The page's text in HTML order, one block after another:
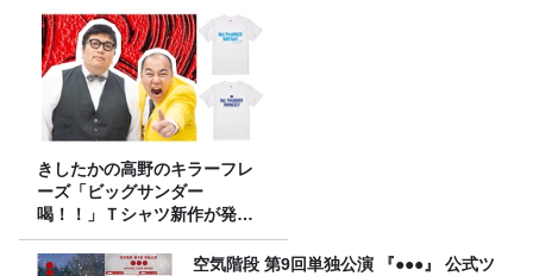
きしたかの高野のキラーフレ
ーズ「ビッグサンダー
喝！！」Ｔシャツ新作が発売
決定！
空気階段 第9回単独公演 『●●●』 公式ツ